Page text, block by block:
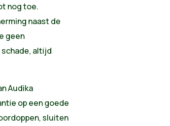
nog toe.
naast de
geen
altijd
Audika
op een goede
sluiten